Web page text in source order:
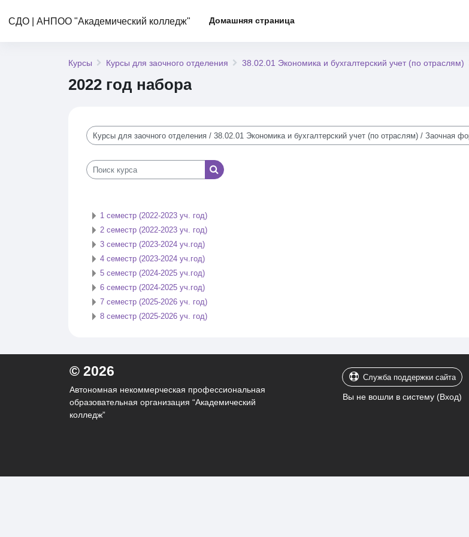
СДО | АНПОО "Академический колледж" Домашняя страница
Курсы Курсы для заочного отделения 38.02.01 Экономика и бухгалтерский учет (по отраслям)
2022 год набора
Категории курсов
Поиск курса
Поиск курса
1 семестр (2022-2023 уч. год)
2 семестр (2022-2023 уч. год)
3 семестр (2023-2024 уч.год)
4 семестр (2023-2024 уч.год)
5 семестр (2024-2025 уч.год)
6 семестр (2024-2025 уч.год)
7 семестр (2025-2026 уч. год)
8 семестр (2025-2026 уч. год)
© 2026
Автономная некоммерческая профессиональная
образовательная организация “Академический
колледж”
Служба поддержки сайта
Вы не вошли в систему (Вход)